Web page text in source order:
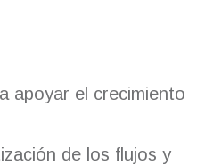
apoyar el crecimiento
de los flujos y